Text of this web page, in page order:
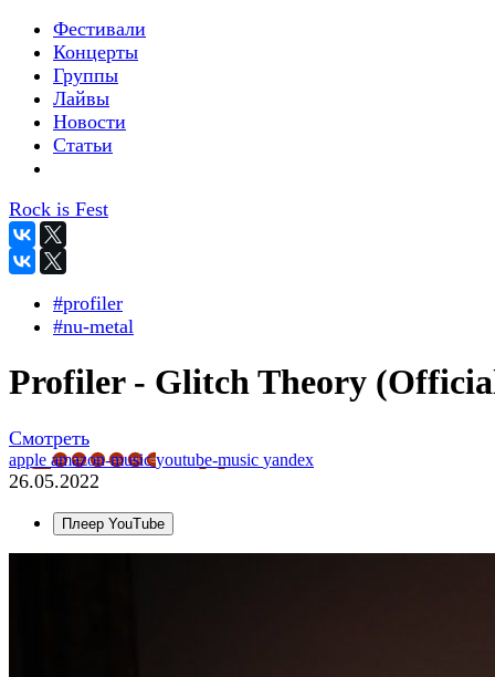
Фестивали
Концерты
Группы
Лайвы
Новости
Статьи
Rock is Fest
#profiler
#nu-metal
Profiler - Glitch Theory
Смотреть
apple amazon-musicyoutube-music yandex
26.05.2022
Плеер YouTube